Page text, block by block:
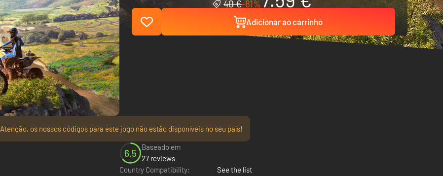
40 €-81%
Adicionar ao carrinho
Atenção, os nossos códigos para este jogo não estão disponíveis no seu país!
6.5
Baseado em
27 reviews
Country Compatibility:
See the list